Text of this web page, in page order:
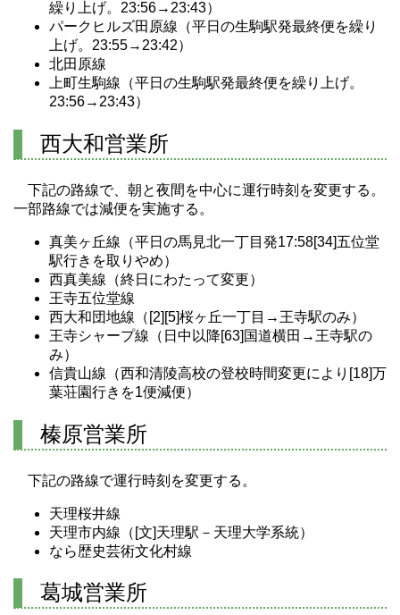
繰り上げ。23:56→23:43）
パークヒルズ田原線（平日の生駒駅発最終便を繰り
上げ。23:55→23:42）
北田原線
上町生駒線（平日の生駒駅発最終便を繰り上げ。
23:56→23:43）
西大和営業所
下記の路線で、朝と夜間を中心に運行時刻を変更する。
一部路線では減便を実施する。
真美ヶ丘線（平日の馬見北一丁目発17:58[34]五位堂
駅行きを取りやめ）
西真美線（終日にわたって変更）
王寺五位堂線
西大和団地線（[2][5]桜ヶ丘一丁目→王寺駅のみ）
王寺シャープ線（日中以降[63]国道横田→王寺駅の
み）
信貴山線（西和清陵高校の登校時間変更により[18]万
葉荘園行きを1便減便）
榛原営業所
下記の路線で運行時刻を変更する。
天理桜井線
天理市内線（[文]天理駅－天理大学系統）
なら歴史芸術文化村線
葛城営業所